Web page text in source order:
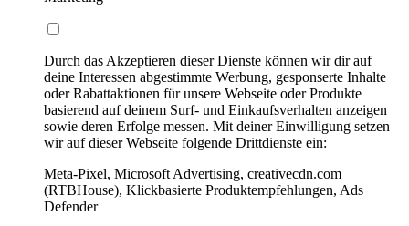
Durch das Akzeptieren dieser Dienste können wir dir auf
deine Interessen abgestimmte Werbung, gesponserte Inhalte
oder Rabattaktionen für unsere Webseite oder Produkte
basierend auf deinem Surf- und Einkaufsverhalten anzeigen
sowie deren Erfolge messen. Mit deiner Einwilligung setzen
wir auf dieser Webseite folgende Drittdienste ein:
Meta-Pixel, Microsoft Advertising, creativecdn.com
(RTBHouse), Klickbasierte Produktempfehlungen, Ads
Defender